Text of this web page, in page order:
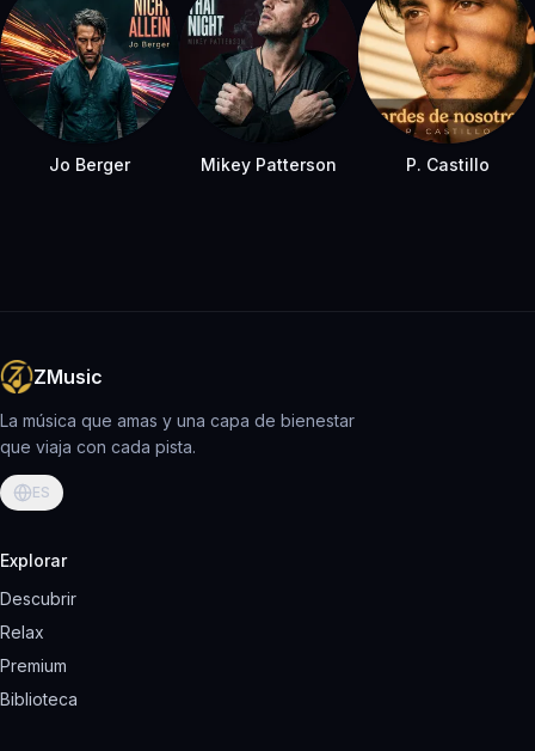
Jo Berger Mikey Patterson P. Castillo
ZMusic
La música que amas y una capa de bienestar
que viaja con cada pista.
ES
Explorar
Descubrir
Relax
Premium
Biblioteca